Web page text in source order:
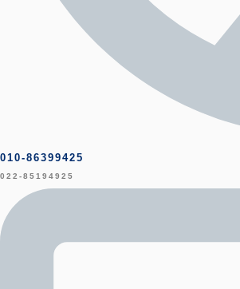
010-86399425
022-85194925